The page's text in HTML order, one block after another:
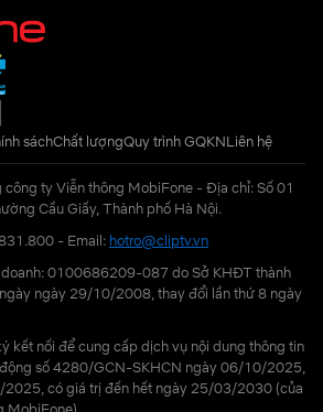
sáchChất lượngQuy trình GQKNLiên hệ
công ty Viễn thông MobiFone - Địa chỉ: Số 01
Cầu Giấy, Thành phố Hà Nội.
- Email: hotro@cliptv.vn
0100686209-087 do Sở KHĐT thành
ngày 29/10/2008, thay đổi lần thứ 8 ngày
kết nối để cung cấp dịch vụ nội dung thông tin
số 4280/GCN-SKHCN ngày 06/10/2025,
có giá trị đến hết ngày 25/03/2030 (của